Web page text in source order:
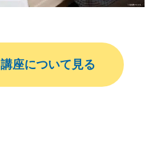
講座について見る